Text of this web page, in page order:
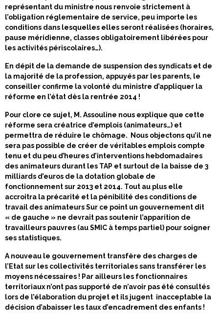
représentant du ministre nous renvoie strictement à
l’obligation réglementaire de service, peu importe les
conditions dans lesquelles elles seront réalisées (horaires,
pause méridienne, classes obligatoirement libérées pour
les activités périscolaires…).
En dépit de la demande de suspension des syndicats et de
la majorité de la profession, appuyés par les parents, le
conseiller confirme la volonté du ministre d’appliquer la
réforme en l’état dès la rentrée 2014 !
Pour clore ce sujet, M. Assouline nous explique que cette
réforme sera créatrice d’emplois (animateurs…) et
permettra de réduire le chômage. Nous objectons qu’il ne
sera pas possible de créer de véritables emplois compte
tenu et du peu d’heures d’interventions hebdomadaires
des animateurs durant les TAP et surtout de la baisse de 3
milliards d’euros de la dotation globale de
fonctionnement sur 2013 et 2014. Tout au plus elle
accroitra la précarité et la pénibilité des conditions de
travail des animateurs Sur ce point un gouvernement dit
« de gauche » ne devrait pas soutenir l’apparition de
travailleurs pauvres (au SMIC à temps partiel) pour soigner
ses statistiques.
A nouveau le gouvernement transfère des charges de
l’Etat sur les collectivités territoriales sans transférer les
moyens nécessaires ! Par ailleurs les fonctionnaires
territoriaux n’ont pas supporté de n’avoir pas été consultés
lors de l’élaboration du projet et ils jugent inacceptable la
décision d’abaisser les taux d’encadrement des enfants !